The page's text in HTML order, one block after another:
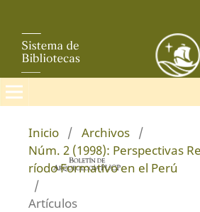
Inicio / Archivos /
Núm. 2 (1998): Perspectivas
ríodo Formativo en el Perú
/
Artículos